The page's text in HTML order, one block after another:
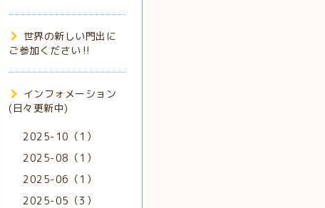
世界の新しい門出に
ご参加ください‼️
インフォメーション
(日々更新中)
2025-10（1）
2025-08（1）
2025-06（1）
2025-05（3）